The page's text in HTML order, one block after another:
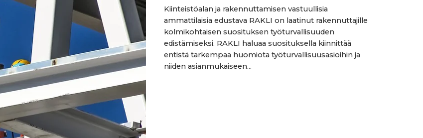
Kiinteistöalan ja rakennuttamisen vastuullisia
ammattilaisia edustava RAKLI on laatinut rakennuttajille
kolmikohtaisen suosituksen työturvallisuuden
edistämiseksi. RAKLI haluaa suosituksella kiinnittää
entistä tarkempaa huomiota työturvallisuusasioihin ja
niiden asianmukaiseen...